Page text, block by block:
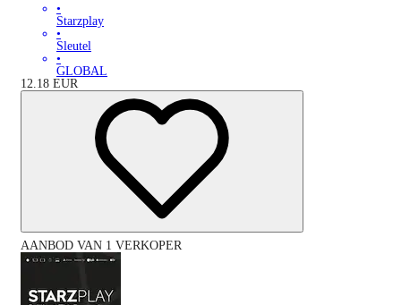
•
Starzplay
•
Sleutel
•
GLOBAL
12.18 EUR
AANBOD VAN 1 VERKOPER